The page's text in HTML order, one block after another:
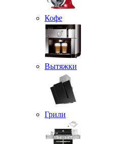
Кофе
Вытяжки
Грили